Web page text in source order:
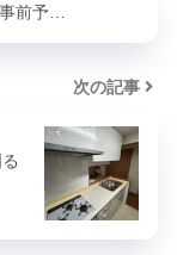
前予…
次の記事